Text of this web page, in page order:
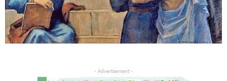
- Advertisement -